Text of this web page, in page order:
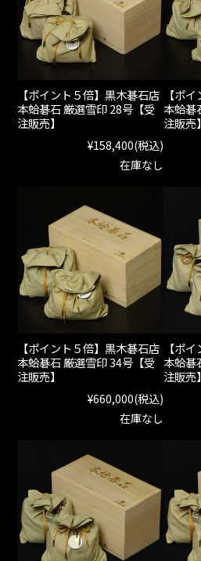
【ポイント５倍】黒木碁石店
本蛤碁石 厳選雪印 28号【受
注販売】
¥158,400(税込)
在庫なし
【ポ
本蛤碁
注販売】
【ポイント５倍】黒木碁石店
本蛤碁石 厳選雪印 34号【受
注販売】
¥660,000(税込)
在庫なし
【ポ
本蛤碁
注販売】